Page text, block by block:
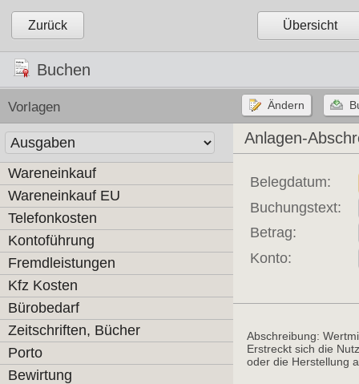
Zurück Übersicht
Buchen
Vorlagen
Wareneinkauf
Wareneinkauf EU
Telefonkosten
Kontoführung
Fremdleistungen
Kfz Kosten
Bürobedarf
Zeitschriften, Bücher
Porto
Bewirtung
Anlagen-
Belegdatum:
Buchungstext:
Betrag:
Konto:
Abschreibung:
Erstreckt sich die
oder die Herstellung